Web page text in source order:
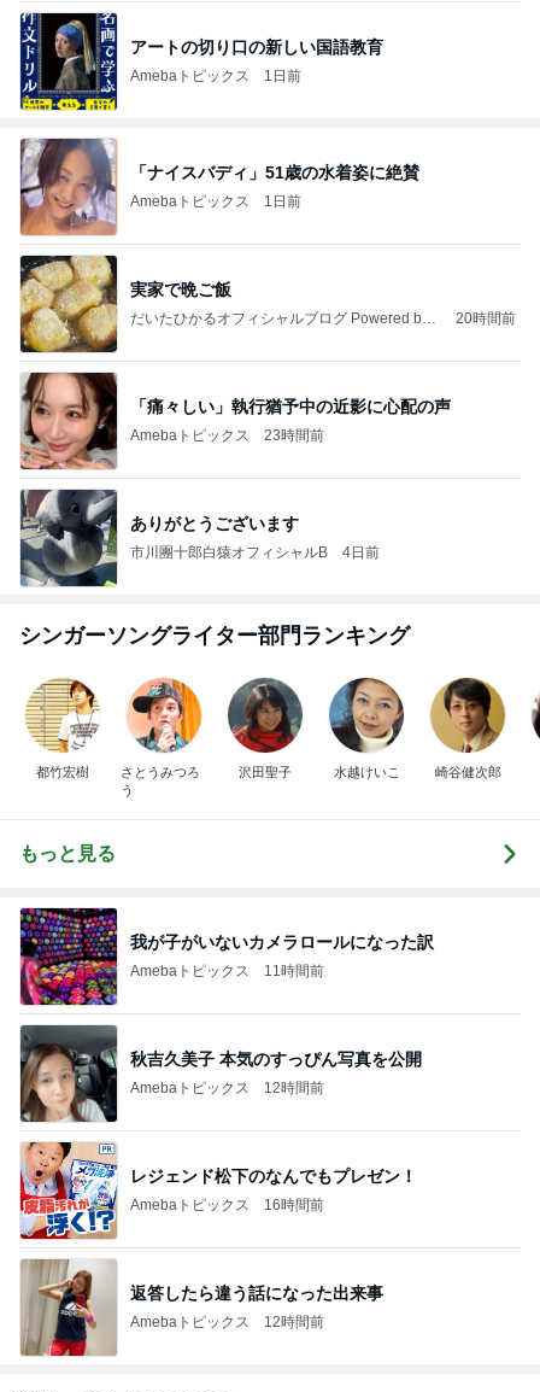
アートの切り口の新しい国語教育
Amebaトピックス 1日前
「ナイスバディ」51歳の水着姿に絶賛
Amebaトピックス 1日前
実家で晩ご飯
だいたひかるオフィシャルブログ Powered by
20時間前
「痛々しい」執行猶予中の近影に心配の声
Amebaトピックス 23時間前
ありがとうございます
市川團十郎白猿オフィシャルB 4日前
シンガーソングライター部門ランキング
都竹宏樹
さとうみつろ
う
沢田聖子 水越けいこ 崎谷健次郎
もっと見る
我が子がいないカメラロールになった訳
Amebaトピックス 11時間前
秋吉久美子 本気のすっぴん写真を公開
Amebaトピックス 12時間前
レジェンド松下のなんでもプレゼン！
Amebaトピックス 16時間前
返答したら違う話になった出来事
Amebaトピックス 12時間前